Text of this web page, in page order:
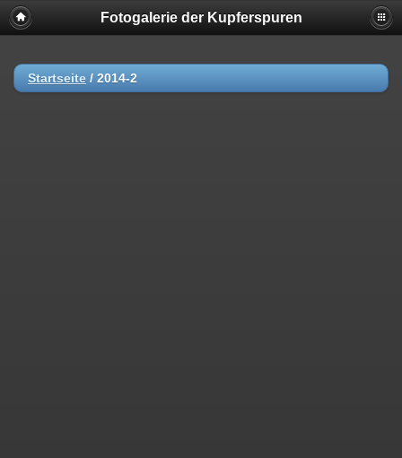
Fotogalerie der Kupferspuren
Startseite / 2014-2